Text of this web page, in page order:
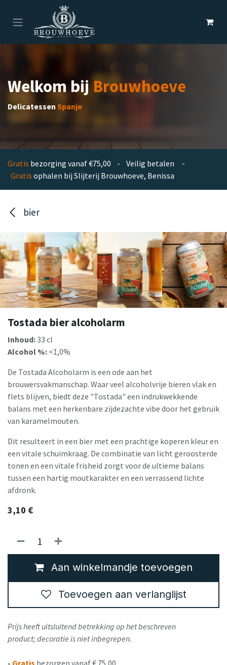
Overslaan naar inhoud
Welkom bijBrouwhoeve
Delicatessen Spanje
Gratis bezorging vanaf €75,00 - Veilig betalen -
Gratis ophalen bij Slijterij Brouwhoeve, Benissa
bier
Tostada bier alcoholarm
Inhoud:33 cl
Alcohol %: <1,0%
De Tostada Alcoholarm is een ode aan het
brouwersvakmanschap. Waar veel alcoholvrije bieren vlak en
flets blijven, biedt deze "Tostada" een indrukwekkende
balans met een herkenbare zijdezachte vibe door het gebruik
van karamelmouten.
Dit resulteert in een bier met een prachtige koperen kleur en
een vitale schuimkraag. De combinatie van licht geroosterde
tonen en een vitale frisheid zorgt voor de ultieme balans
tussen een hartig moutkarakter en een verrassend lichte
afdronk.
3,10 €
Aan winkelmandje toevoegen
Toevoegen aan verlanglijst
Prijs heeft uitsluitend betrekking op het beschreven
product; decoratie is niet inbegrepen.